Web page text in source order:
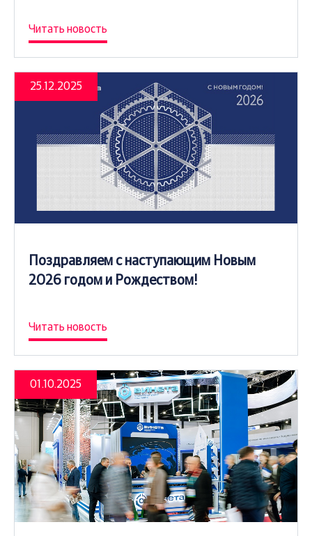
Читать новость
25.12.2025
Поздравляем с наступающим Новым
2026 годом и Рождеством!
Читать новость
01.10.2025